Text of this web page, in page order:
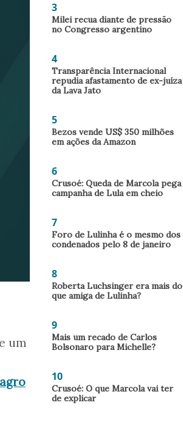
um
3
Milei recua diante de pressão
no Congresso argentino
4
Transparência Internacional
repudia afastamento de ex-juíza
da Lava Jato
5
Bezos vende US$ 350 milhões
em ações da Amazon
6
Crusoé: Queda de Marcola pega
campanha de Lula em cheio
7
Foro de Lulinha é o mesmo dos
condenados pelo 8 de janeiro
8
Roberta Luchsinger era mais do
que amiga de Lulinha?
9
Mais um recado de Carlos
Bolsonaro para Michelle?
10
Crusoé: O que Marcola vai ter
de explicar